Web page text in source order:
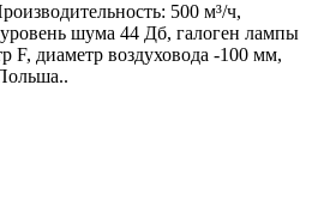
500 м³/ч,
шума 44 Дб, галоген лампы
F, диаметр воздуховода -100 мм,